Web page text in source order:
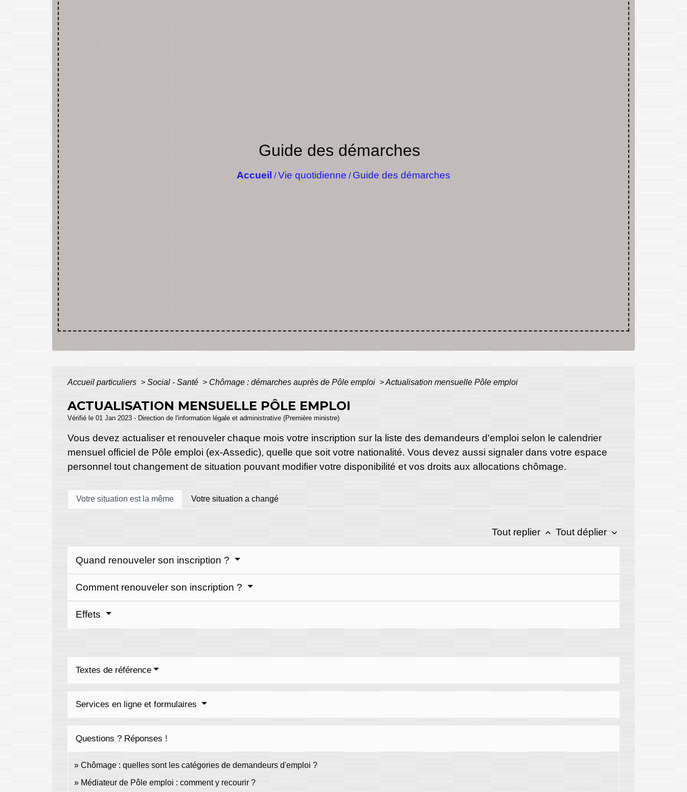
Guide des démarches
Accueil /Vie quotidienne / Guide des démarches
Accueil particuliers> Social - Santé> Chômage : démarches auprès de Pôle emploi>Actualisation mensuelle Pôle emploi
ACTUALISATION MENSUELLE PÔLE EMPLOI
Vérifié le 01 Jan 2023 - Direction de l'information légale et administrative (Première ministre)
Vous devez actualiser et renouveler chaque mois votre inscription sur la liste des demandeurs d'emploi selon le calendrier
mensuel officiel de Pôle emploi (ex-Assedic), quelle que soit votre nationalité. Vous devez aussi signaler dans votre espace
personnel tout changement de situation pouvant modifier votre disponibilité et vos droits aux allocations chômage.
Votre situation est la même Votre situation a changé
Tout replierkeyboard_arrow_up Tout déplierkeyboard_arrow_down
Quand renouveler son inscription ?
Comment renouveler son inscription ?
Effets
Textes de référence
Services en ligne et formulaires
Questions ? Réponses !
Chômage : quelles sont les catégories de demandeurs d'emploi ?
Médiateur de Pôle emploi : comment y recourir ?